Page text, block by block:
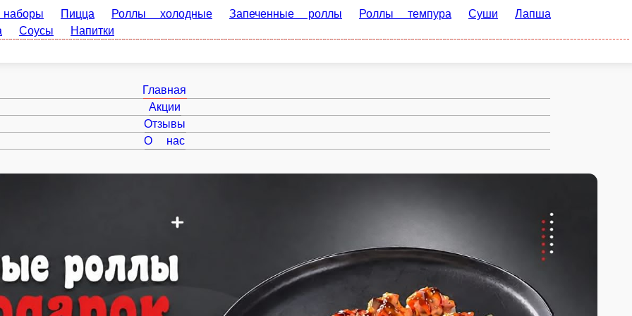
Главная
Акции
Отзывы
О нас
Пицца Роллы холодные Запеченные роллы Роллы темпура Суши
Лапша wok и